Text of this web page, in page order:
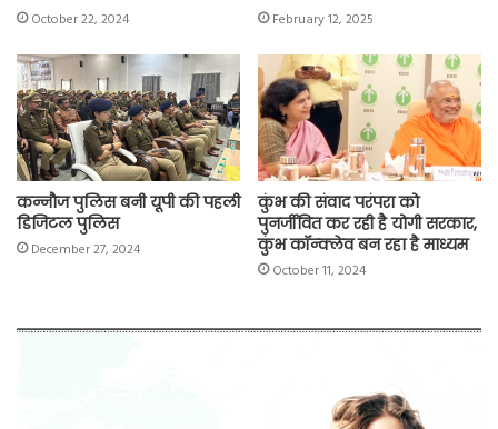
October 22, 2024
February 12, 2025
कन्नौज पुलिस बनी यूपी की पहली
डिजिटल पुलिस
December 27, 2024
कुंभ की संवाद परंपरा को
पुनर्जीवित कर रही है योगी सरकार,
कुंभ कॉन्क्लेव बन रहा है माध्यम
October 11, 2024